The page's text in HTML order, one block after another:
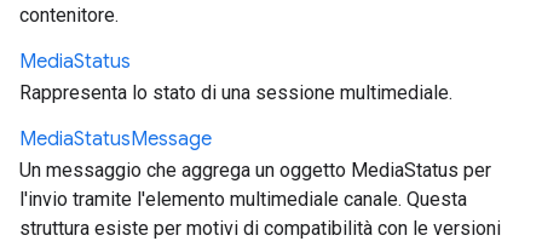
contenitore.
MediaStatus
Rappresenta lo stato di una sessione multimediale.
MediaStatusMessage
Un messaggio che aggrega un oggetto MediaStatus per
l'invio tramite l'elemento multimediale canale. Questa
struttura esiste per motivi di compatibilità con le versioni